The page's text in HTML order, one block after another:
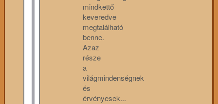
mindkettő
keveredve
megtalálható
benne.
Azaz
része
a
világmindenségnek
és
érvényesek...